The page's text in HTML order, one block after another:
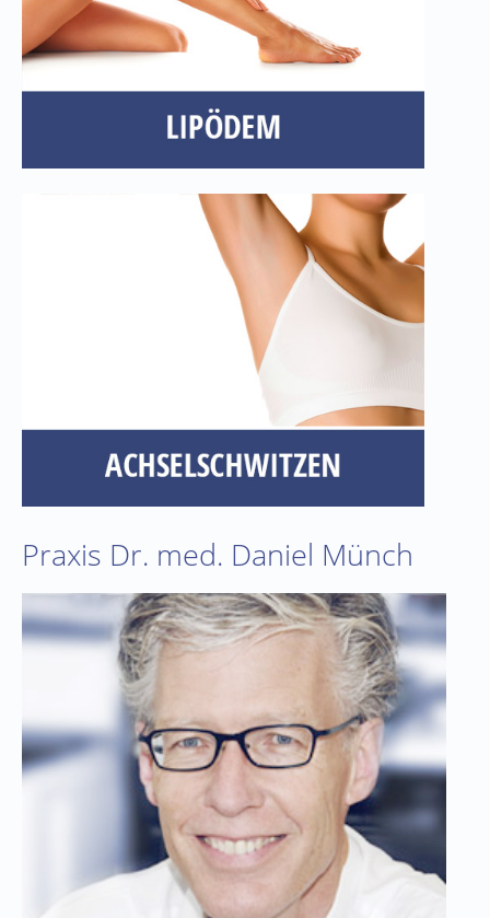
Praxis Dr. med. Daniel Münch